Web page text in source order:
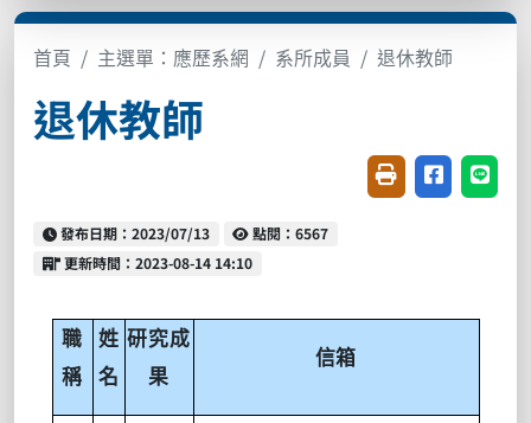
首頁 主選單：應歷系網 系所成員 退休教師
退休教師
友善列印(開新視
分享至臉書
分享
發布日期：2023/07/13
點閱：6567
更新時間：2023-08-14 14:10
職
稱
姓
名
研究成
果
信箱